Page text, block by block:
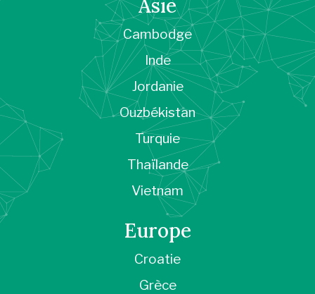
Asie
Cambodge
Inde
Jordanie
Ouzbékistan
Turquie
Thaïlande
Vietnam
Europe
Croatie
Grèce